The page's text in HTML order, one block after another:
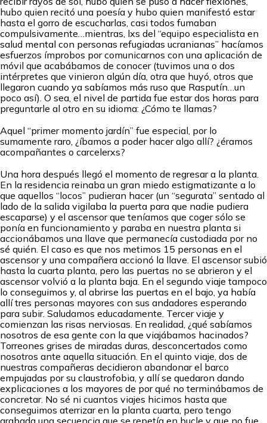
hubo quien recitó una poesía y hubo quien manifestó estar
hasta el gorro de escucharlas, casi todos fumaban
compulsivamente…mientras, lxs del “equipo especialista en
salud mental con personas refugiadas ucranianas” hacíamos
esfuerzos ímprobos por comunicarnos con una aplicación de
móvil que acabábamos de conocer (tuvimos una o dos
intérpretes que vinieron algún día, otra que huyó, otros que
llegaron cuando ya sabíamos más ruso que Rasputín…un
poco así). O sea, el nivel de partida fue estar dos horas para
preguntarle al otro en su idioma: ¿Cómo te llamas?
Aquel “primer momento jardín” fue especial, por lo
sumamente raro, ¿íbamos a poder hacer algo allí? ¿éramos
acompañantes o carcelerxs?
Una hora después llegó el momento de regresar a la planta.
En la residencia reinaba un gran miedo estigmatizante a lo
que aquellos “locos” pudieran hacer (un “segurata” sentado al
lado de la salida vigilaba la puerta para que nadie pudiera
escaparse) y el ascensor que teníamos que coger sólo se
ponía en funcionamiento y paraba en nuestra planta si
accionábamos una llave que permanecía custodiada por no
sé quién. El caso es que nos metimos 15 personas en el
ascensor y una compañera accionó la llave. El ascensor subió
hasta la cuarta planta, pero las puertas no se abrieron y el
ascensor volvió a la planta baja. En el segundo viaje tampoco
lo conseguimos y, al abrirse las puertas en el bajo, ya había
allí tres personas mayores con sus andadores esperando
para subir. Saludamos educadamente. Tercer viaje y
comienzan las risas nerviosas. En realidad, ¿qué sabíamos
nosotros de esa gente con la que viajábamos hacinados?
Torreones grises de miradas duras, desconcertados como
nosotros ante aquella situación. En el quinto viaje, dos de
nuestras compañeras decidieron abandonar el barco
empujadas por su claustrofobia, y allí se quedaron dando
explicaciones a los mayores de por qué no terminábamos de
concretar. No sé ni cuantos viajes hicimos hasta que
conseguimos aterrizar en la planta cuarta, pero tengo